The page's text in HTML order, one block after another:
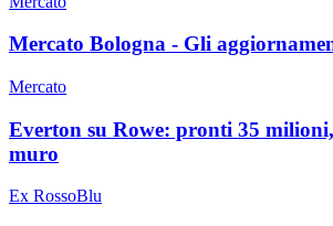
Mercato Bologna - Gli
Mercato
Everton su Rowe: pronti 35
muro
Ex RossoBlu